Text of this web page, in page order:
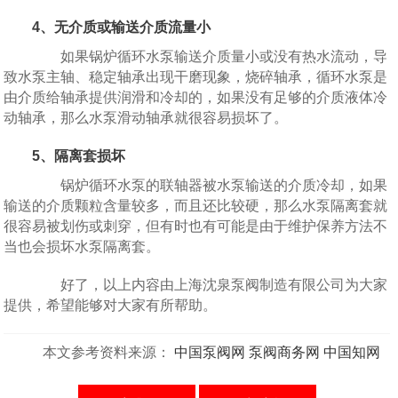
4、无介质或输送介质流量小
如果锅炉循环水泵输送介质量小或没有热水流动，导
致水泵主轴、稳定轴承出现干磨现象，烧碎轴承，循环水泵是
由介质给轴承提供润滑和冷却的，如果没有足够的介质液体冷
动轴承，那么水泵滑动轴承就很容易损坏了。
5、隔离套损坏
锅炉循环水泵的联轴器被水泵输送的介质冷却，如果
输送的介质颗粒含量较多，而且还比较硬，那么水泵隔离套就
很容易被划伤或刺穿，但有时也有可能是由于维护保养方法不
当也会损坏水泵隔离套。
好了，以上内容由上海沈泉泵阀制造有限公司为大家
提供，希望能够对大家有所帮助。
本文参考资料来源： 中国泵阀网 泵阀商务网 中国知网